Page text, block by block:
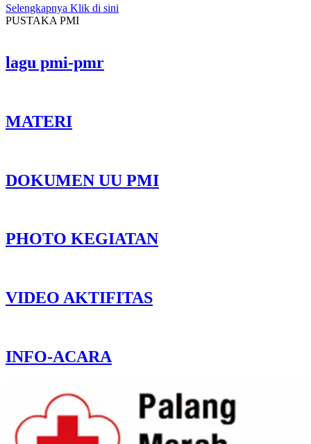
Selengkapnya Klik di sini
PUSTAKA PMI
lagu pmi-pmr
MATERI
DOKUMEN UU PMI
PHOTO KEGIATAN
VIDEO AKTIFITAS
INFO-ACARA